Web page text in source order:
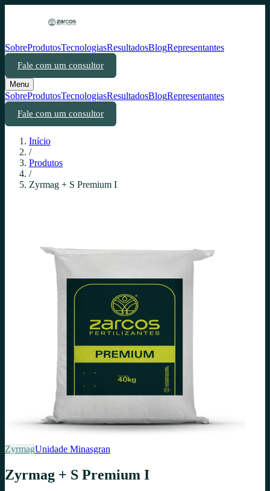
SobreProdutosTecnologiasResultadosBlogRepresentantes
Fale com um consultor
Menu
SobreProdutosTecnologiasResultadosBlogRepresentantes
Fale com um consultor
Início
/
Produtos
/
Zyrmag + S Premium I
ZyrmagUnidade Minasgran
Zyrmag + S Premium I